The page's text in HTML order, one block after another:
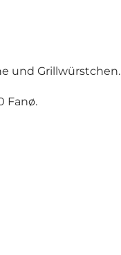
und Grillwürstchen.
Fanø.